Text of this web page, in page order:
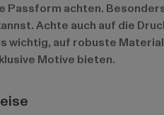
achten.
Achte auch auf die
auf robuste
Motive bieten.